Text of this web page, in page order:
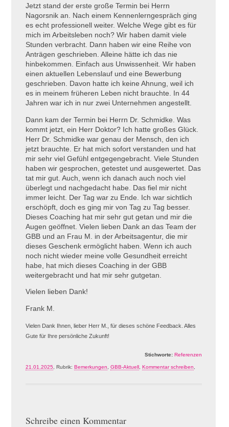
Jetzt stand der erste große Termin bei Herrn
Nagorsnik an. Nach einem Kennenlerngespräch ging
es echt professionell weiter. Welche Wege gibt es für
mich im Arbeitsleben noch? Wir haben damit viele
Stunden verbracht. Dann haben wir eine Reihe von
Anträgen geschrieben. Alleine hätte ich das nie
hinbekommen. Einfach aus Unwissenheit. Wir haben
einen aktuellen Lebenslauf und eine Bewerbung
geschrieben. Davon hatte ich keine Ahnung, weil ich
es in meinem früheren Leben nicht brauchte. In 44
Jahren war ich in nur zwei Unternehmen angestellt.
Dann kam der Termin bei Herrn Dr. Schmidke. Was
kommt jetzt, ein Herr Doktor? Ich hatte großes Glück.
Herr Dr. Schmidke war genau der Mensch, den ich
jetzt brauchte. Er hat mich sofort verstanden und hat
mir sehr viel Gefühl entgegengebracht. Viele Stunden
haben wir gesprochen, getestet und ausgewertet. Das
tat mir gut. Auch, wenn ich danach auch noch viel
überlegt und nachgedacht habe. Das fiel mir nicht
immer leicht. Der Tag war zu Ende. Ich war sichtlich
erschöpft, doch es ging mir von Tag zu Tag besser.
Dieses Coaching hat mir sehr gut getan und mir die
Augen geöffnet. Vielen lieben Dank an das Team der
GBB und an Frau M. in der Arbeitsagentur, die mir
dieses Geschenk ermöglicht haben. Wenn ich auch
noch nicht wieder meine volle Gesundheit erreicht
habe, hat mich dieses Coaching in der GBB
weitergebracht und hat mir sehr gutgetan.
Vielen lieben Dank!
Frank M.
Vielen Dank Ihnen, lieber Herr M., für dieses schöne Feedback. Alles
Gute für Ihre persönliche Zukunft!
Stichworte: Referenzen
21.01.2025, Rubrik: Bemerkungen GBB-Aktuell, Kommentar schreiben
Schreibe einen Kommentar